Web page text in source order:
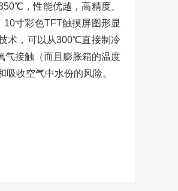
，性能优越，高精度、
寸彩色TFT触摸屏图形显
术，可以从300℃直接制冷
气接触（而且膨胀箱的温度
收空气中水份的风险。